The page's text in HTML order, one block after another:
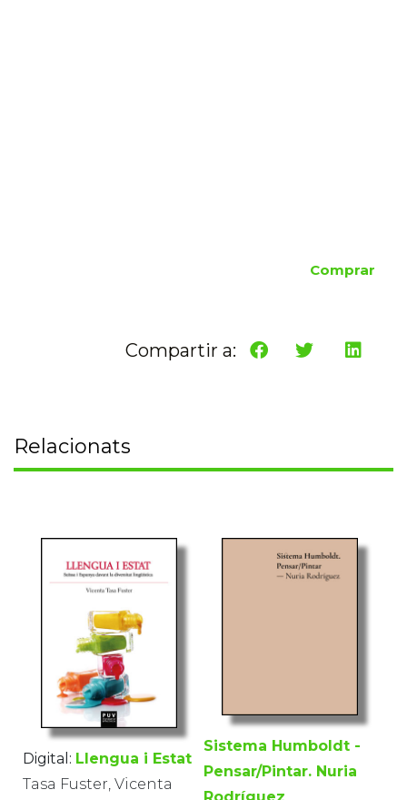
Comprar
Compartir a:
Relacionats
Digital: Llengua i Estat
Tasa Fuster, Vicenta
Sistema Humboldt -
Pensar/Pintar. Nuria